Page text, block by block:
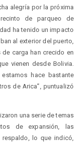
alegría por la próxima
de parqueo de
ha tenido un impacto
al exterior del puerto,
carga han crecido en
vienen desde Bolivia.
hace bastante
de Arica”, puntualizó
una serie de temas
de expansión, las
lo que indicó,